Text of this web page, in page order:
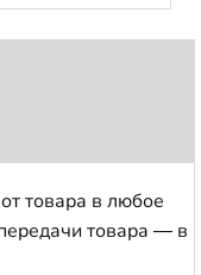
товара в любое
товара — в